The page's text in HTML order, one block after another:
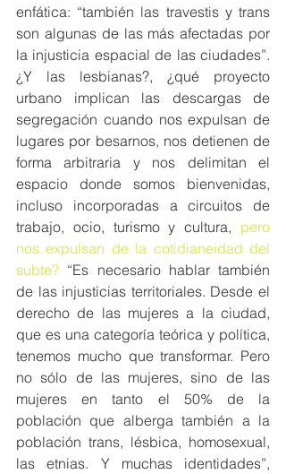
enfática: “también las travestis y trans
son algunas de las más afectadas por
la injusticia espacial de las ciudades”.
¿Y las lesbianas?, ¿qué proyecto
urbano implican las descargas de
segregación cuando nos expulsan de
lugares por besarnos, nos detienen de
forma arbitraria y nos delimitan el
espacio donde somos bienvenidas,
incluso incorporadas a circuitos de
trabajo, ocio, turismo y cultura, pero
nos expulsan de la cotidianeidad del
subte? “Es necesario hablar también
de las injusticias territoriales. Desde el
derecho de las mujeres a la ciudad,
que es una categoría teórica y política,
tenemos mucho que transformar. Pero
no sólo de las mujeres, sino de las
mujeres en tanto el 50% de la
población que alberga también a la
población trans, lésbica, homosexual,
las etnias. Y muchas identidades”,